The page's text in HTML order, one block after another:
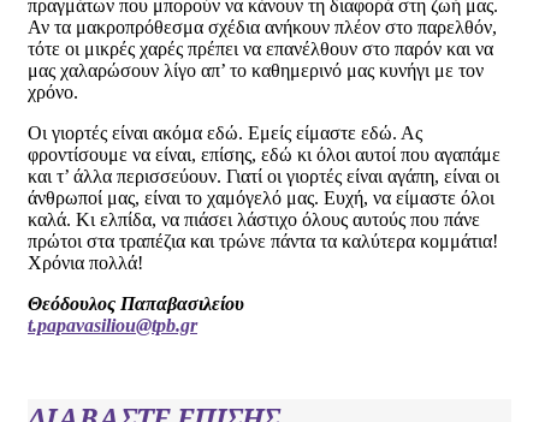
πραγμάτων που μπορούν να κάνουν τη διαφορά στη ζωή μας.
Αν τα μακροπρόθεσμα σχέδια ανήκουν πλέον στο παρελθόν,
τότε οι μικρές χαρές πρέπει να επανέλθουν στο παρόν και να
μας χαλαρώσουν λίγο απ’ το καθημερινό μας κυνήγι με τον
χρόνο.
Οι γιορτές είναι ακόμα εδώ. Εμείς είμαστε εδώ. Ας
φροντίσουμε να είναι, επίσης, εδώ κι όλοι αυτοί που αγαπάμε
και τ’ άλλα περισσεύουν. Γιατί οι γιορτές είναι αγάπη, είναι οι
άνθρωποί μας, είναι το χαμόγελό μας. Ευχή, να είμαστε όλοι
καλά. Κι ελπίδα, να πιάσει λάστιχο όλους αυτούς που πάνε
πρώτοι στα τραπέζια και τρώνε πάντα τα καλύτερα κομμάτια!
Χρόνια πολλά!
Θεόδουλος Παπαβασιλείου
t.papavasiliou@tpb.gr